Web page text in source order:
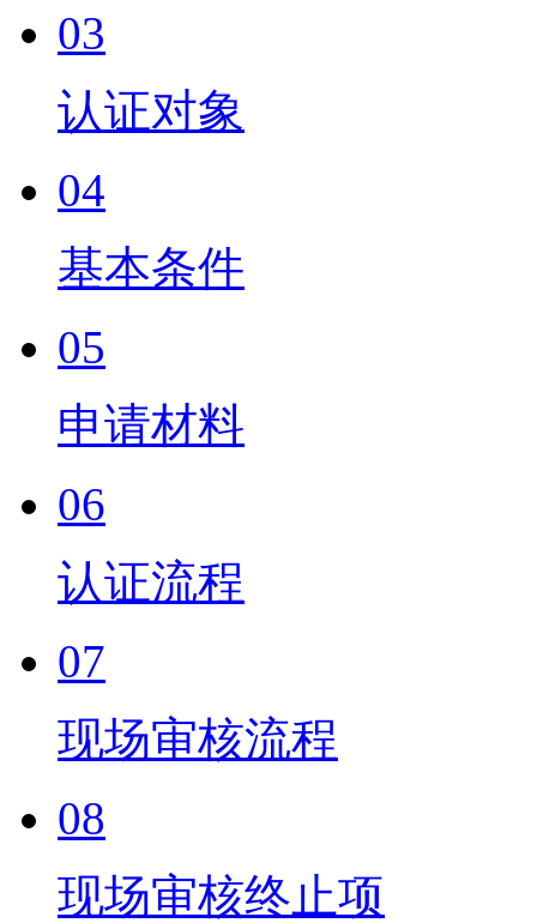
03
认证对象
04
基本条件
05
申请材料
06
认证流程
07
现场审核流程
08
现场审核终止项